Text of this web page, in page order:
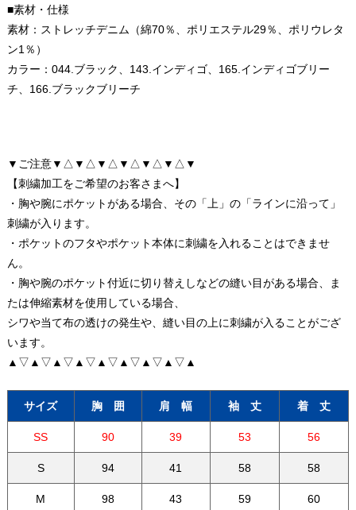
■素材・仕様
素材：ストレッチデニム（綿70％、ポリエステル29％、ポリウレタ
ン1％）
カラー：044.ブラック、143.インディゴ、165.インディゴブリー
チ、166.ブラックブリーチ
▼ご注意▼△▼△▼△▼△▼△▼△▼
【刺繍加工をご希望のお客さまへ】
・胸や腕にポケットがある場合、その「上」の「ラインに沿って」
刺繍が入ります。
・ポケットのフタやポケット本体に刺繍を入れることはできませ
ん。
・胸や腕のポケット付近に切り替えしなどの縫い目がある場合、ま
たは伸縮素材を使用している場合、
シワや当て布の透けの発生や、縫い目の上に刺繍が入ることがござ
います。
▲▽▲▽▲▽▲▽▲▽▲▽▲▽▲▽▲
サイズ 胸 囲 肩 幅 袖 丈 着 丈
SS 90 39 53 56
S 94 41 58 58
M 98 43 59 60